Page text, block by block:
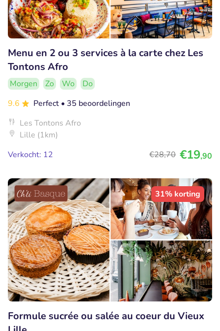
Menu en 2 ou 3 services à la carte chez Les
Tontons Afro
Morgen Zo Wo
Do
9.6
Perfect • 35 beoordelingen
Les Tontons Afro
Lille (1km)
Verkocht: 12
€28,70 €19,90
31% korting
Formule sucrée ou salée au coeur du Vieux